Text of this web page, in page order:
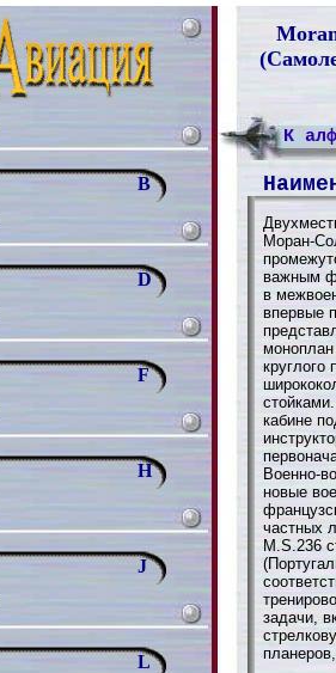
B
D
F
H
J
L
К
Моран-
важным
в
впервые
круглого
кабине
Военно-
новые
частных
M.S.236
задачи,